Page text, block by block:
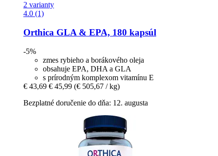
2 varianty
4.0 (1)
Orthica GLA & EPA, 180 kapsúl
-5%
zmes rybieho a borákového oleja
obsahuje EPA, DHA a GLA
s prírodným komplexom vitamínu E
€ 43,69 € 45,99 (€ 505,67 / kg)
Bezplatné doručenie do dňa: 12. augusta